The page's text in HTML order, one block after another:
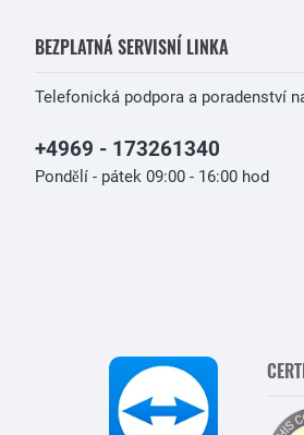
BEZPLATNÁ SERVISNÍ LINKA
Telefonická podpora a poradenství
+4969 - 173261340
Pondělí - pátek 09:00 - 16:00 hod